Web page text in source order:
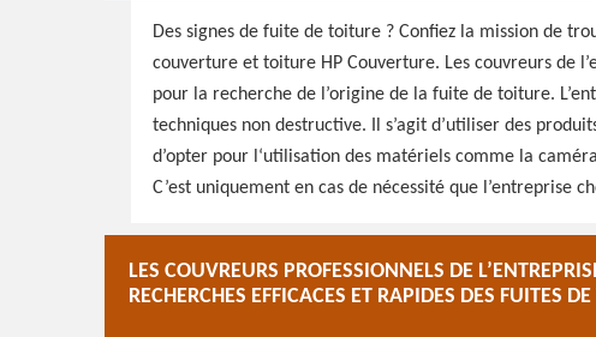
Des signes de fuite de toiture ? Confiez la mission de
couverture et toiture HP Couverture. Les couvreurs de
pour la recherche de l’origine de la fuite de toiture.
techniques non destructive. Il s’agit d’utiliser des
d’opter pour l‘utilisation des matériels comme la
C’est uniquement en cas de nécessité que l’entreprise
LES COUVREURS PROFESSIONNELS DE
RECHERCHES EFFICACES ET RAPIDES DES FUITES